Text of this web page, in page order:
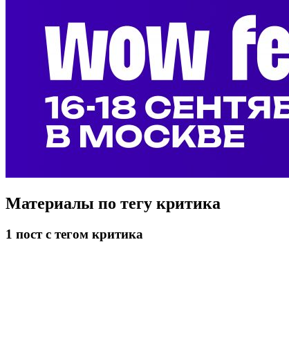
Материалы по тегу критика
1 постс тегом критика